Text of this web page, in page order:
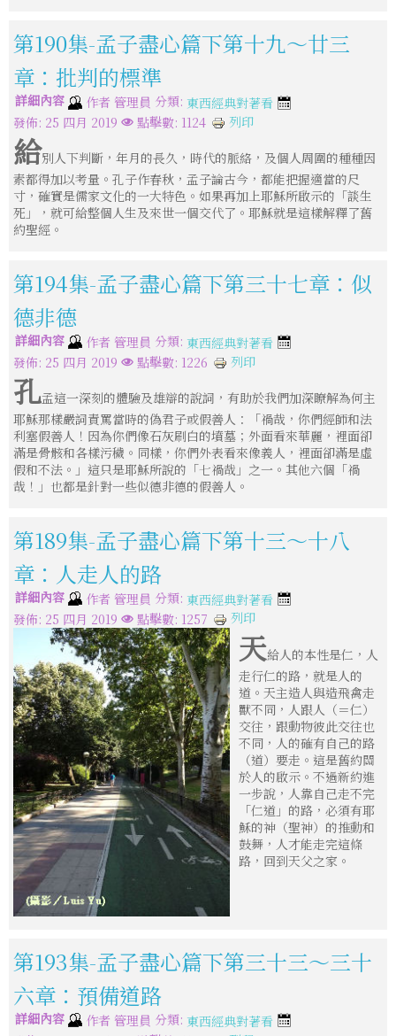
第190集-孟子盡心篇下第十九～廿三
章：批判的標準
詳細內容 作者 管理員 分類: 東西經典對著看
發佈: 25 四月 2019
點擊數: 1124 列印
給別人下判斷，年月的長久，時代的脈絡，及個人周圍的種種因
素都得加以考量。孔子作春秋，孟子論古今，都能把握適當的尺
寸，確實是儒家文化的一大特色。如果再加上耶穌所啟示的「談生
死」，就可給整個人生及來世一個交代了。耶穌就是這樣解釋了舊
約聖經。
第194集-孟子盡心篇下第三十七章：似
德非德
詳細內容 作者 管理員 分類: 東西經典對著看
發佈: 25 四月 2019
點擊數: 1226 列印
孔孟這一深刻的體驗及雄辯的說詞，有助於我們加深瞭解為何主
耶穌那樣嚴詞責罵當時的偽君子或假善人：「禍哉，你們經師和法
利塞假善人！因為你們像石灰刷白的墳墓；外面看來華麗，裡面卻
滿是骨骸和各樣污穢。同樣，你們外表看來像義人，裡面卻滿是虛
假和不法。」這只是耶穌所說的「七禍哉」之一。其他六個「禍
哉！」也都是針對一些似德非德的假善人。
第189集-孟子盡心篇下第十三～十八
章：人走人的路
詳細內容 作者 管理員 分類: 東西經典對著看
發佈: 25 四月 2019
點擊數: 1257 列印
天給人的本性是仁，人
走行仁的路，就是人的
道。天主造人與造飛禽走
獸不同，人跟人（＝仁）
交往，跟動物彼此交往也
不同，人的確有自己的路
（道）要走。這是舊約關
於人的啟示。不過新約進
一步說，人靠自己走不完
「仁道」的路，必須有耶
穌的神（聖神）的推動和
鼓舞，人才能走完這條
路，回到天父之家。
第193集-孟子盡心篇下第三十三～三十
六章：預備道路
詳細內容 作者 管理員 分類: 東西經典對著看